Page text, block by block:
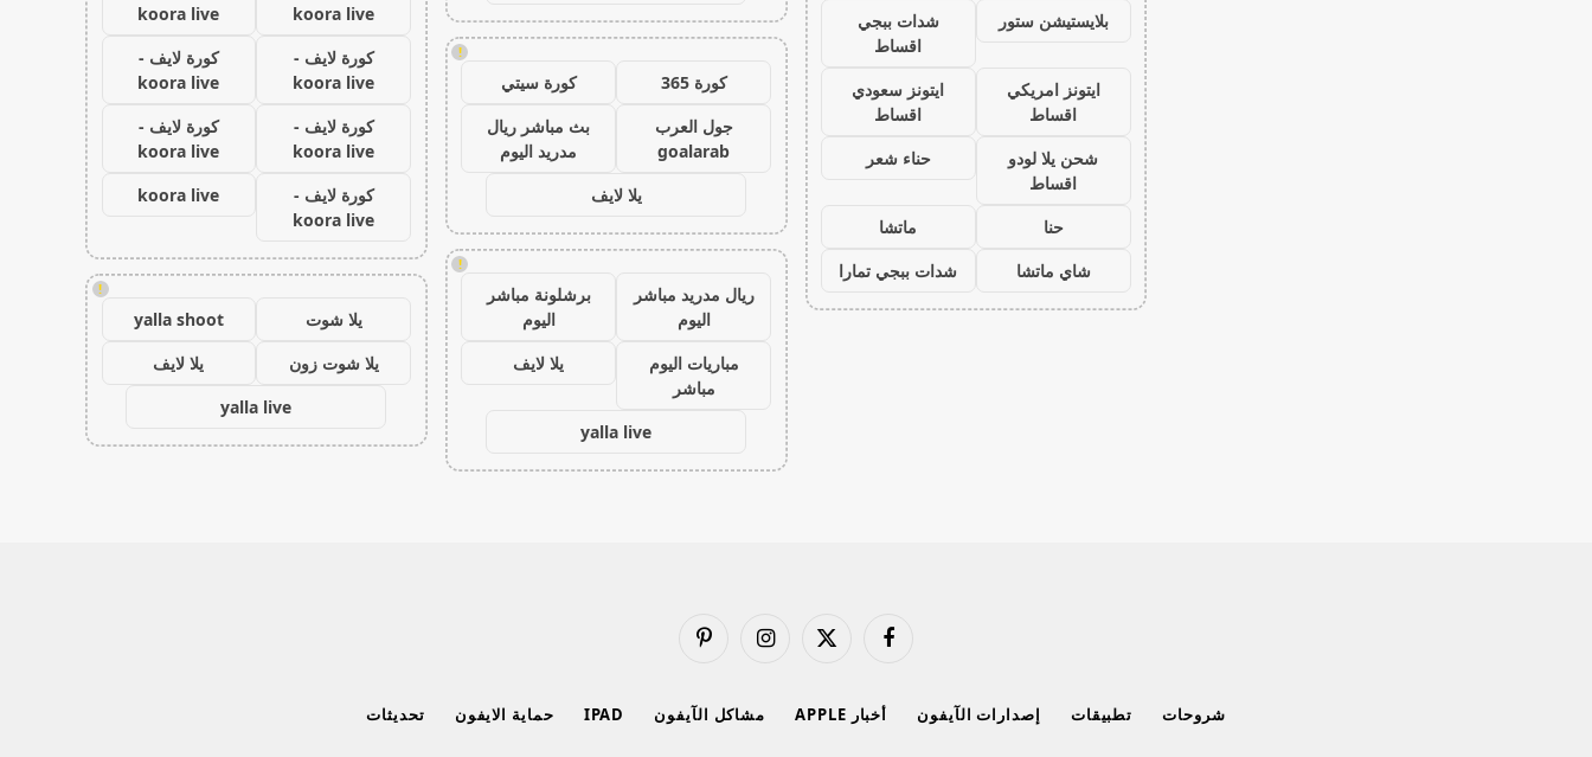
بلايستيشن ستور
شدات ببجي
اقساط
ايتونز امريكي
اقساط
ايتونز سعودي
اقساط
شحن يلا لودو
اقساط
حناء شعر
حنا
ماتشا
شاي ماتشا
شدات ببجي تمارا
!
كورة 365
كورة سيتي
جول العرب
goalarab
بث مباشر ريال
مدريد اليوم
يلا لايف
!
ريال مدريد مباشر
اليوم
برشلونة مباشر
اليوم
مباريات اليوم
مباشر
يلا لايف
yalla live
koora live
koora live
كورة لايف -
koora live
كورة لايف -
koora live
كورة لايف -
koora live
كورة لايف -
koora live
كورة لايف -
koora live
koora live
!
يلا شوت
yalla shoot
يلا شوت زون
يلا لايف
yalla live
فيسبوك
X
الانستغرامبينتيريست
شروحات تطبيقات إصدارات الآيفون أخبار APPLE مشاكل الآيفون IPAD حماية الايفون تحديثات